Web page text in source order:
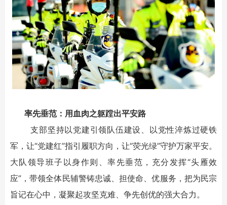
率先垂范：用血肉之躯蹚出平安路
支部坚持以党建引领队伍建设、以党性淬炼过硬铁
军，让“党建红”指引履职方向，让“荧光绿”守护万家平安。
大队领导班子以身作则、率先垂范，充分发挥“头雁效
应”，带领全体民辅警铸忠诚、担使命、优服务，把为民宗
旨记在心中，凝聚起攻坚克难、争先创优的强大合力。